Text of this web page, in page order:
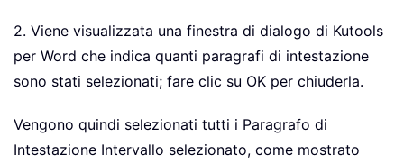
2. Viene visualizzata una finestra di dialogo di Kutools
per Word che indica quanti paragrafi di intestazione
sono stati selezionati; fare clic su OK per chiuderla.
Vengono quindi selezionati tutti i Paragrafo di
Intestazione Intervallo selezionato, come mostrato